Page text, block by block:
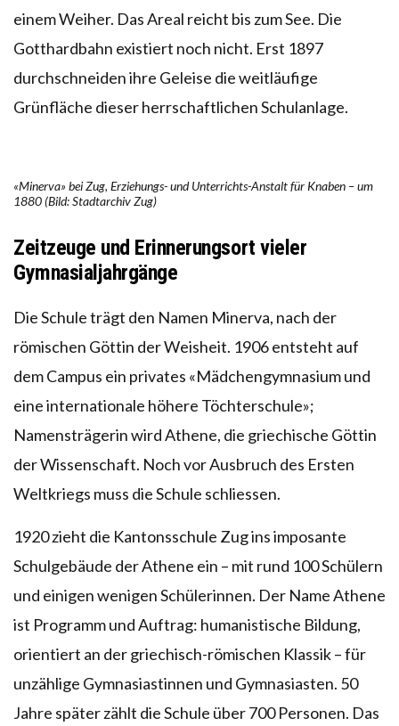
einem Weiher. Das Areal reicht bis zum See. Die
Gotthardbahn existiert noch nicht. Erst 1897
durchschneiden ihre Geleise die weitläufige
Grünfläche dieser herrschaftlichen Schulanlage.
«Minerva» bei Zug, Erziehungs- und Unterrichts-Anstalt für Knaben – um
1880 (Bild: Stadtarchiv Zug)
Zeitzeuge und Erinnerungsort vieler
Gymnasialjahrgänge
Die Schule trägt den Namen Minerva, nach der
römischen Göttin der Weisheit. 1906 entsteht auf
dem Campus ein privates «Mädchengymnasium und
eine internationale höhere Töchterschule»;
Namensträgerin wird Athene, die griechische Göttin
der Wissenschaft. Noch vor Ausbruch des Ersten
Weltkriegs muss die Schule schliessen.
1920 zieht die Kantonsschule Zug ins imposante
Schulgebäude der Athene ein – mit rund 100 Schülern
und einigen wenigen Schülerinnen. Der Name Athene
ist Programm und Auftrag: humanistische Bildung,
orientiert an der griechisch-​römischen Klassik – für
unzählige Gymnasiastinnen und Gymnasiasten. 50
Jahre später zählt die Schule über 700 Personen. Das